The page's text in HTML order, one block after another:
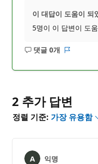
이 대답이 도움이 되
5명이 이 답변이 도
댓글 0개
설
2 추가 답변
정렬 기준: 가장 유용함
익명